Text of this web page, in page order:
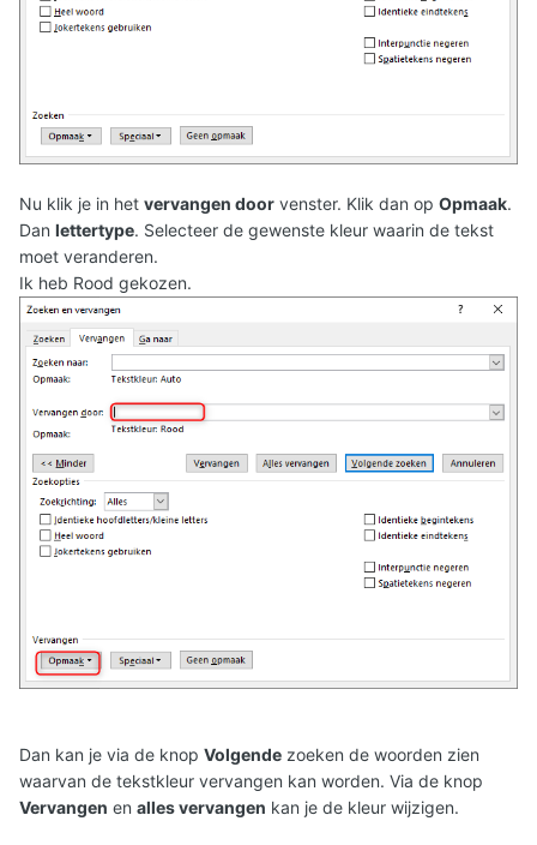
Nu klik je in het vervangen door venster. Klik dan op Opmaak.
Dan lettertype. Selecteer de gewenste kleur waarin de tekst
moet veranderen.
Ik heb Rood gekozen.
Dan kan je via de knop Volgende zoeken de woorden zien
waarvan de tekstkleur vervangen kan worden. Via de knop
Vervangen en alles vervangen kan je de kleur wijzigen.